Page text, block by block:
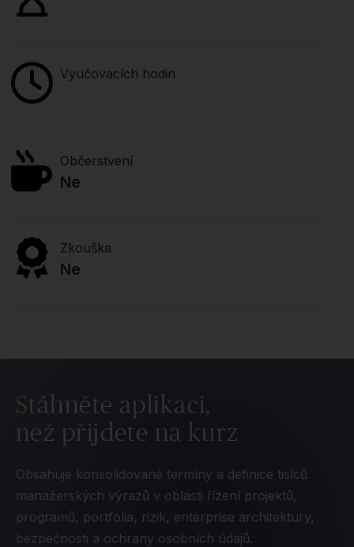
Vyučovacích hodin
Občerstvení
Ne
Zkouška
Ne
Stáhněte aplikaci,
než přijdete na kurz
Obsahuje konsolidované termíny a definice tisíců
manažerských výrazů v oblasti řízení projektů,
programů, portfolia, rizik, enterprise architektury,
bezpečnosti a ochrany osobních údajů.